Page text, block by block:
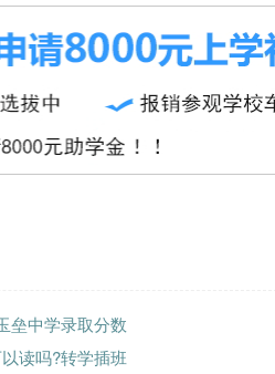
垒中学录取分数
读吗?转学插班